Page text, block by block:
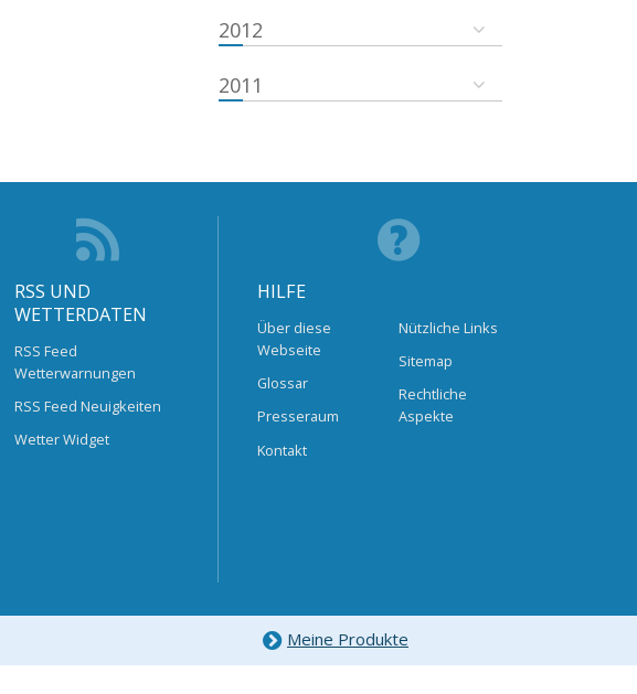
2012
2011
RSS UND
WETTERDATEN
RSS Feed
Wetterwarnungen
RSS Feed Neuigkeiten
Wetter Widget
HILFE
Über diese
Webseite
Glossar
Presseraum
Kontakt
Nützliche Links
Sitemap
Rechtliche
Aspekte
Meine Produkte